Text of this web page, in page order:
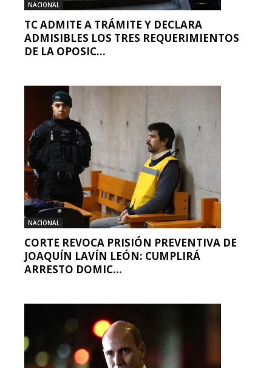
NACIONAL
TC ADMITE A TRÁMITE Y DECLARA
ADMISIBLES LOS TRES REQUERIMIENTOS
DE LA OPOSIC...
NACIONAL
CORTE REVOCA PRISIÓN PREVENTIVA DE
JOAQUÍN LAVÍN LEÓN: CUMPLIRÁ
ARRESTO DOMIC...